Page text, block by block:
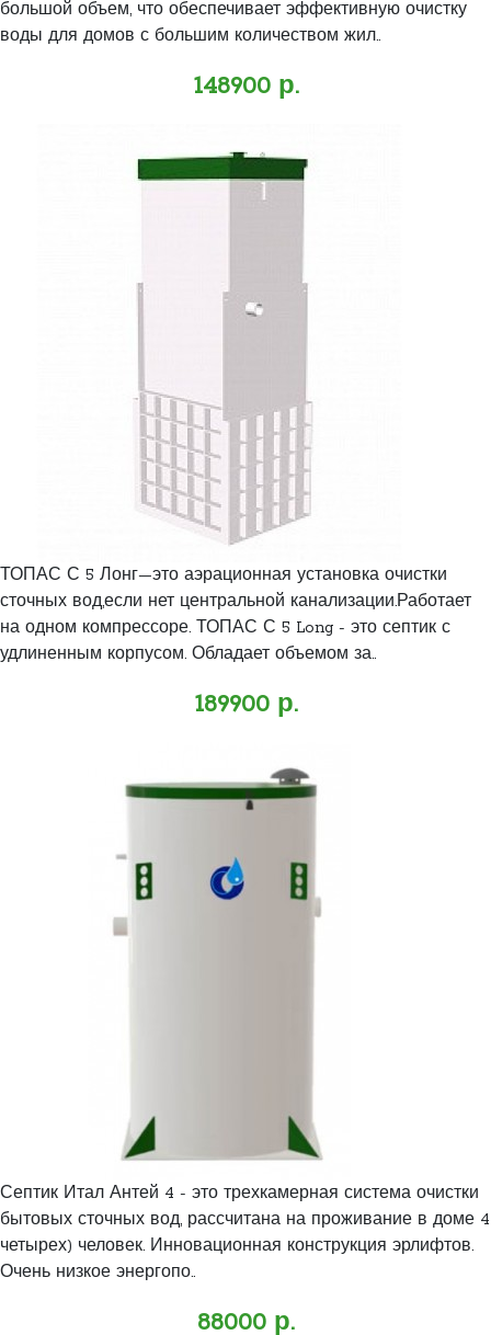
большой объем, что обеспечивает эффективную очистку
воды для домов с большим количеством жил..
148900 р.
ТОПАС С 5 Лонг—это аэрационная установка очистки
сточных вод,если нет центральной канализации.Работает
на одном компрессоре. ТОПАС С 5 Long - это септик с
удлиненным корпусом. Обладает объемом за..
189900 р.
Септик Итал Антей 4 - это трехкамерная система очистки
бытовых сточных вод, рассчитана на проживание в доме 4
четырех) человек. Инновационная конструкция эрлифтов.
Очень низкое энергопо..
88000 р.